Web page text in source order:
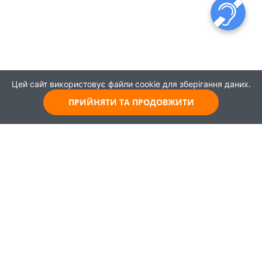
Цей сайт використовує файли cookie для зберігання даних.
ПРИЙНЯТИ ТА ПРОДОВЖИТИ